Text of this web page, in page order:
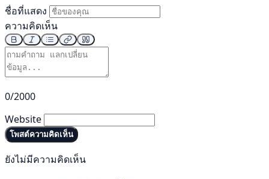
ชื่อที่แสดง
ความคิดเห็น
0/2000
Website
โพสต์ความคิดเห็น
ยังไม่มีความคิดเห็น